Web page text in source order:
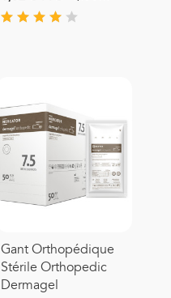
Gant Orthopédique
Stérile Orthopedic
Dermagel